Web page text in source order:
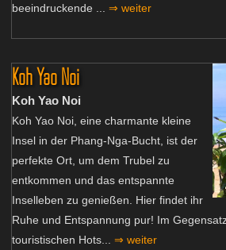
beeindruckende ... ⇒ weiter
Koh Yao Noi
Koh Yao Noi
Koh Yao Noi, eine charmante kleine
Insel in der Phang-Nga-Bucht, ist der
perfekte Ort, um dem Trubel zu
entkommen und das entspannte
Inselleben zu genießen. Hier findet ihr
Ruhe und Entspannung pur! Im
touristischen Hots... ⇒ weiter